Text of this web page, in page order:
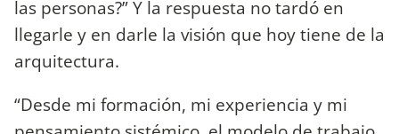
las personas?” Y la respuesta no tardó en
llegarle y en darle la visión que hoy tiene de la
arquitectura.
“Desde mi formación, mi experiencia y mi